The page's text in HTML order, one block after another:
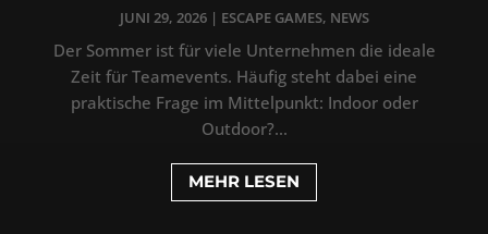
JUNI 29, 2026| ESCAPE GAMES, NEWS
Der Sommer ist für viele Unternehmen die ideale
Zeit für Teamevents. Häufig steht dabei eine
praktische Frage im Mittelpunkt: Indoor oder
Outdoor?...
MEHR LESEN